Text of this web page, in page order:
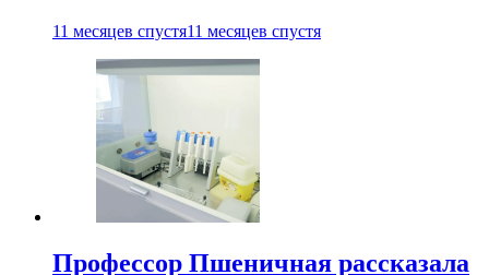
11 месяцев спустя11 месяцев спустя
Профессор Пшеничная рассказала